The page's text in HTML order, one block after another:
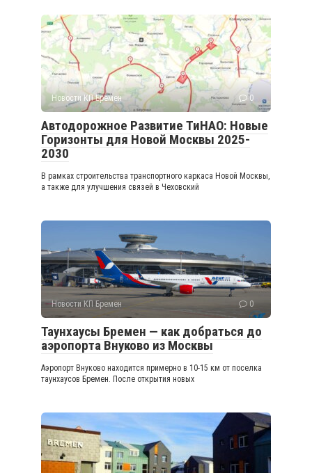
Новости КП Бремен 0
Автодорожное Развитие ТиНАО: Новые
Горизонты для Новой Москвы 2025-
2030
В рамках строительства транспортного каркаса Новой Москвы,
а также для улучшения связей в Чеховский
Новости КП Бремен 0
Таунхаусы Бремен — как добраться до
аэропорта Внуково из Москвы
Аэропорт Внуково находится примерно в 10-15 км от поселка
таунхаусов Бремен. После открытия новых